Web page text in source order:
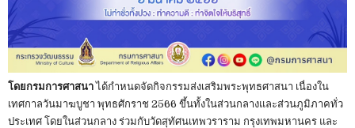
โดยกรมการศาสนาได้กำหนดจัดกิจกรรมส่งเสริมพระพุทธศาสนา เนื่องใน
เทศกาลวันมาฆบูชา พุทธศักราช 2566 ขึ้นทั้งในส่วนกลางและส่วนภูมิภาคทั่ว
ประเทศ โดยในส่วนกลาง ร่วมกับวัดสุทัศนเทพวราราม กรุงเทพมหานคร และ